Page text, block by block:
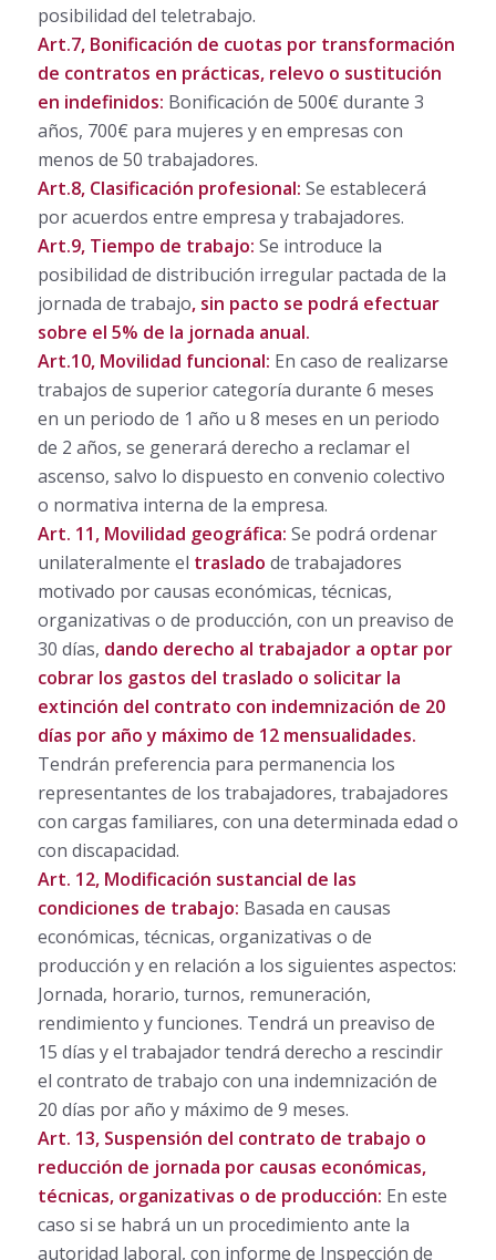
posibilidad del teletrabajo.
Art.7, Bonificación de cuotas por transformación
de contratos en prácticas, relevo o sustitución
en indefinidos: Bonificación de 500€ durante 3
años, 700€ para mujeres y en empresas con
menos de 50 trabajadores.
Art.8, Clasificación profesional: Se establecerá
por acuerdos entre empresa y trabajadores.
Art.9, Tiempo de trabajo: Se introduce la
posibilidad de distribución irregular pactada de la
jornada de trabajo, sin pacto se podrá efectuar
sobre el 5% de la jornada anual.
Art.10, Movilidad funcional: En caso de realizarse
trabajos de superior categoría durante 6 meses
en un periodo de 1 año u 8 meses en un periodo
de 2 años, se generará derecho a reclamar el
ascenso, salvo lo dispuesto en convenio colectivo
o normativa interna de la empresa.
Art. 11, Movilidad geográfica: Se podrá ordenar
unilateralmente el traslado de trabajadores
motivado por causas económicas, técnicas,
organizativas o de producción, con un preaviso de
30 días, dando derecho al trabajador a optar por
cobrar los gastos del traslado o solicitar la
extinción del contrato con indemnización de 20
días por año y máximo de 12 mensualidades.
Tendrán preferencia para permanencia los
representantes de los trabajadores, trabajadores
con cargas familiares, con una determinada edad o
con discapacidad.
Art. 12, Modificación sustancial de las
condiciones de trabajo: Basada en causas
económicas, técnicas, organizativas o de
producción y en relación a los siguientes aspectos:
Jornada, horario, turnos, remuneración,
rendimiento y funciones. Tendrá un preaviso de
15 días y el trabajador tendrá derecho a rescindir
el contrato de trabajo con una indemnización de
20 días por año y máximo de 9 meses.
Art. 13, Suspensión del contrato de trabajo o
reducción de jornada por causas económicas,
técnicas, organizativas o de producción: En este
caso si se habrá un un procedimiento ante la
autoridad laboral, con informe de Inspección de